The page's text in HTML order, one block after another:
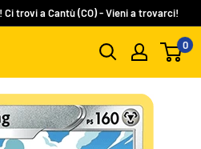
trovi a Cantù (CO) - Vieni a trovarci!
0